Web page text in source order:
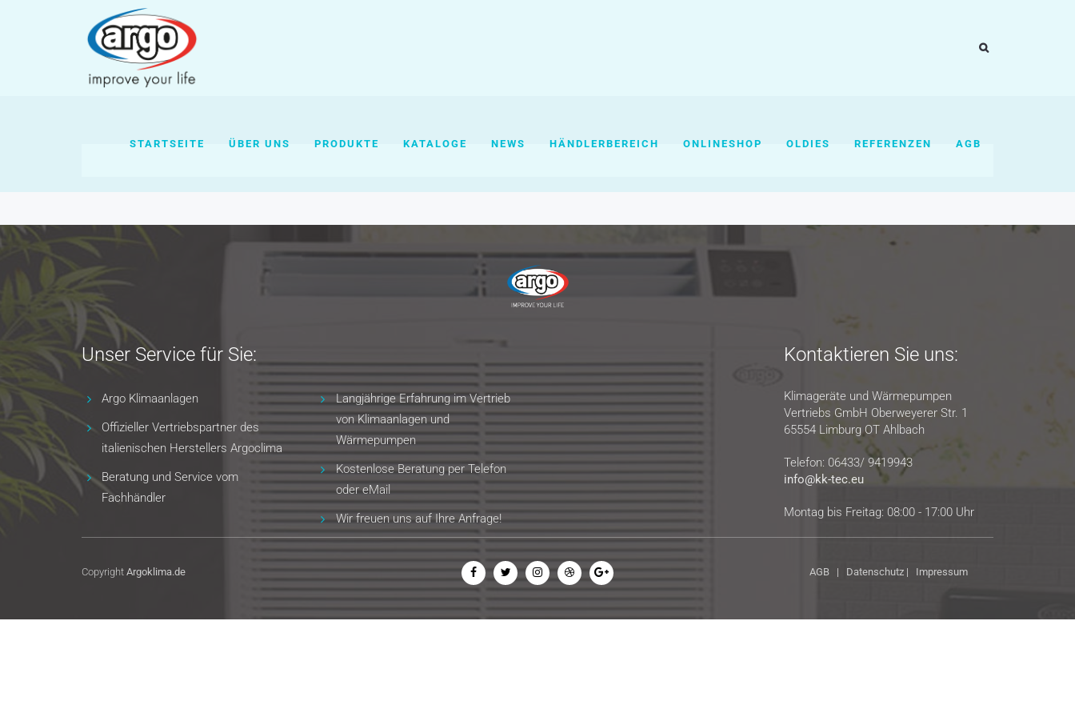
STARTSEITE ÜBER UNS PRODUKTE KATALOGE NEWS HÄNDLERBEREICH ONLINESHOP OLDIES REFERENZEN AGB
Unser Service für Sie:
Argo Klimaanlagen
Offizieller Vertriebspartner des
italienischen Herstellers Argoclima
Beratung und Service vom
Fachhändler
Langjährige Erfahrung im Vertrieb
von Klimaanlagen und
Wärmepumpen
Kostenlose Beratung per Telefon
oder eMail
Wir freuen uns auf Ihre Anfrage!
Kontaktieren Sie uns:
Klimageräte und Wärmepumpen
Vertriebs GmbH Oberweyerer Str. 1
65554 Limburg OT Ahlbach
Telefon: 06433/ 9419943
info@kk-tec.eu
Montag bis Freitag: 08:00 - 17:00 Uhr
Copyright Argoklima.de AGB | Datenschutz | Impressum